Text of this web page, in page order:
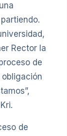
Rector la
de
de